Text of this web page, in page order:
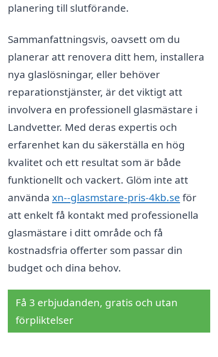
planering till slutförande.
Sammanfattningsvis, oavsett om du
planerar att renovera ditt hem, installera
nya glaslösningar, eller behöver
reparationstjänster, är det viktigt att
involvera en professionell glasmästare i
Landvetter. Med deras expertis och
erfarenhet kan du säkerställa en hög
kvalitet och ett resultat som är både
funktionellt och vackert. Glöm inte att
använda xn--glasmstare-pris-4kb.se för
att enkelt få kontakt med professionella
glasmästare i ditt område och få
kostnadsfria offerter som passar din
budget och dina behov.
Få 3 erbjudanden, gratis och utan
förpliktelser